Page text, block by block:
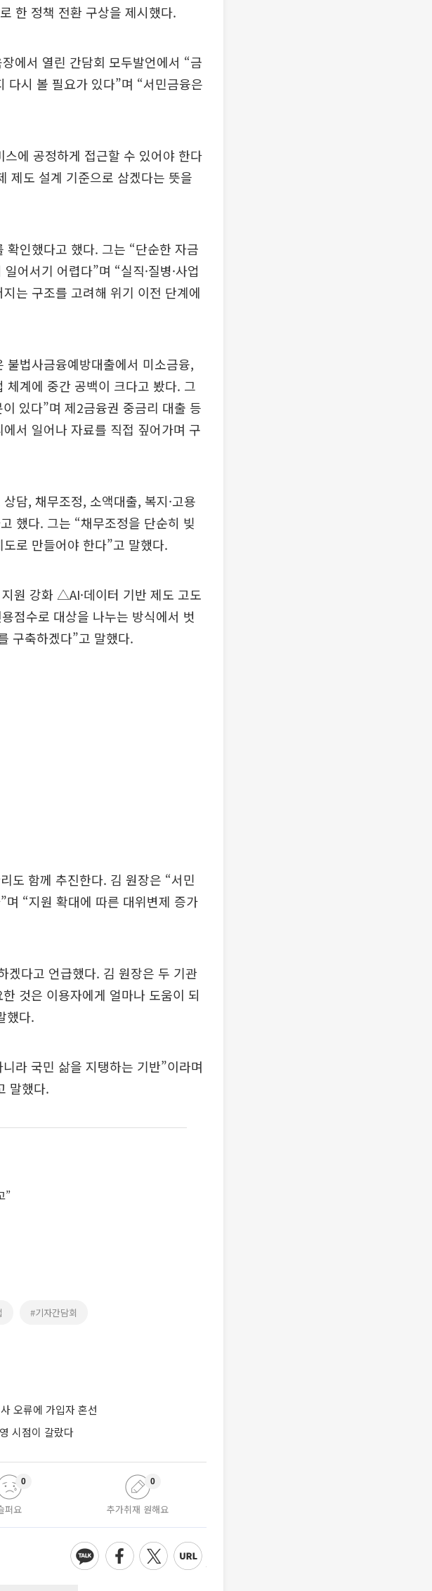
한 정책 전환 구상을 제시했다.
에서 열린 간담회 모두발언에서 “금
다시 볼 필요가 있다”며 “서민금융은
에 공정하게 접근할 수 있어야 한다
제도 설계 기준으로 삼겠다는 뜻을
인했다고 했다. 그는 “단순한 자금
어서기 어렵다”며 “실직·질병·사업
는 구조를 고려해 위기 이전 단계에
불법사금융예방대출에서 미소금융,
계에 중간 공백이 크다고 봤다. 그
있다”며 제2금융권 중금리 대출 등
서 일어나 자료를 직접 짚어가며 구
담, 채무조정, 소액대출, 복지·고용
했다. 그는 “채무조정을 단순히 빚
로 만들어야 한다”고 말했다.
원 강화 △AI·데이터 기반 제도 고도
점수로 대상을 나누는 방식에서 벗
구축하겠다”고 말했다.
도 함께 추진한다. 김 원장은 “서민
“지원 확대에 따른 대위변제 증가
겠다고 언급했다. 김 원장은 두 기관
것은 이용자에게 얼마나 도움이 되
했다.
라 국민 삶을 지탱하는 기반”이라며
말했다.
”
#기자간담회
오류에 가입자 혼선
시점이 갈랐다
퍼요
0
추가취재 원해요
0